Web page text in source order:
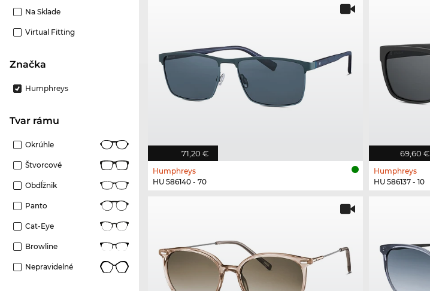
Na Sklade
Virtual Fitting
Značka
Humphreys
Tvar rámu
Okrúhle
Štvorcové
Obdĺžnik
Panto
Cat-Eye
Browline
Nepravidelné
71,20 €
Humphreys
HU 586140 - 70
69,60 €
Humphreys
HU 586137 - 10